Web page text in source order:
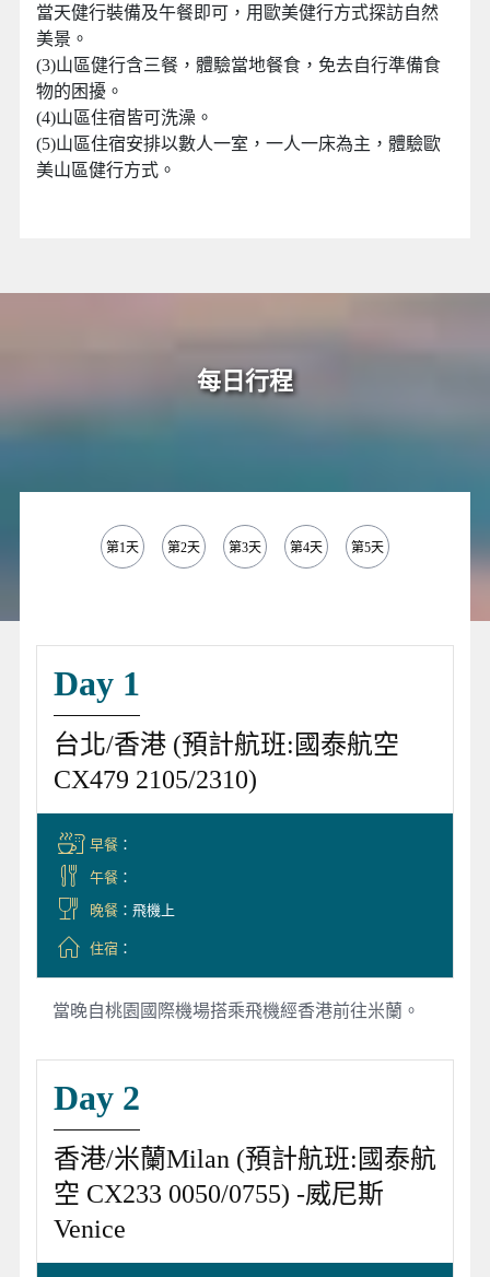
當天健行裝備及午餐即可，用歐美健行方式探訪自然
美景。
(3)山區健行含三餐，體驗當地餐食，免去自行準備食
物的困擾。
(4)山區住宿皆可洗澡。
(5)山區住宿安排以數人一室，一人一床為主，體驗歐
美山區健行方式。
每日行程
第1天 第2天 第3天 第4天 第5天
Day 1
台北/香港 (預計航班:國泰航空
CX479 2105/2310)
早餐：
午餐：
晚餐：飛機上
住宿：
當晚自桃園國際機場搭乘飛機經香港前往米蘭。
Day 2
香港/米蘭Milan (預計航班:國泰航
空 CX233 0050/0755) -威尼斯
Venice